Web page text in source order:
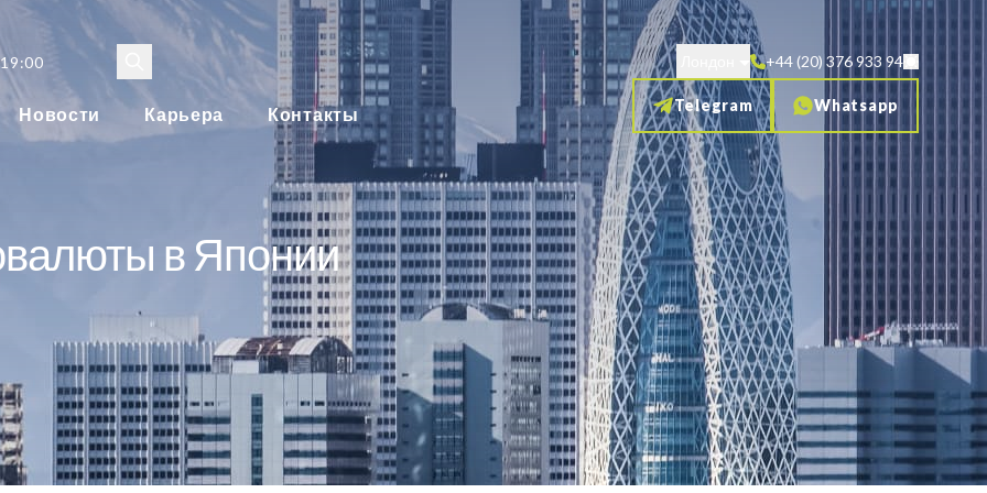
Новости Карьера Контакты
+44 (20) 376 933 94
Telegram Whatsapp
в Японии